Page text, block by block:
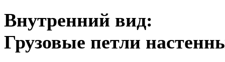
Внутренний вид:
Грузовые петли